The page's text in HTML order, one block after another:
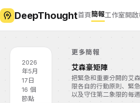
psychology DeepThought首頁簡報工作室開
2026
年5月
17日
16 個
節點
更多簡報
艾森豪矩陣
把緊急和重要分開的艾
限各自的行動原則、緊
以及守住第二象限的每週